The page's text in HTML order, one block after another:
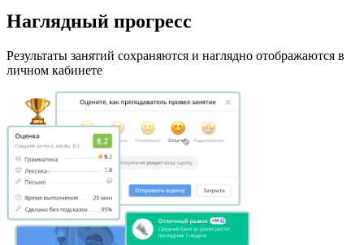
Наглядный прогресс
Результаты занятий сохраняются и наглядно отображаются в
личном кабинете